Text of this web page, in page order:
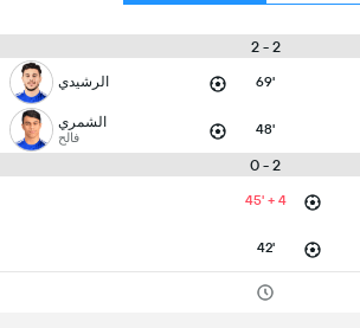
2 - 2
69' الرشيدي
48' الشمري
فالح
2 - 0
45' + 4
42'